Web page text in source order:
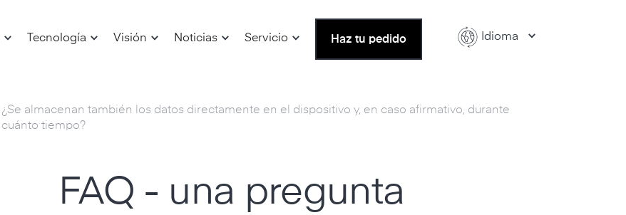
Tecnología Visión Noticias Servicio Haz tu pedido Idioma
¿Se almacenan también los datos directamente en el dispositivo y, en caso afirmativo, durante
cuánto tiempo?
FAQ - una pregunta